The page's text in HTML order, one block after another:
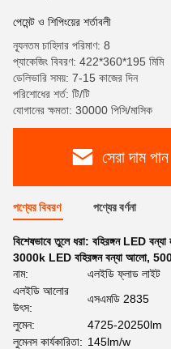
পেমেন্ট ও শিপিংয়ের শর্তাবলী
ন্যূনতম চাহিদার পরিমাণ: 8
প্যাকেজিং বিবরণ: 422*360*195 মিমি
ডেলিভারি সময়: 7-15 কাজের দিন
পরিশোধের শর্ত: টি/টি
যোগানের ক্ষমতা: 30000 পিসি/মাসিক
সেরা দাম পান
পণ্যের বিবরণ পণ্যের বর্ণনা
বিশেষভাবে তুলে ধরা: বহিরঙ্গন LED
3000k LED বহিরঙ্গন বন্যা আলো,
নাম:
এলইডি ফ্লাড লাইট
এলইডি আলোর
উৎস:
এসএমডি 2835
লুমেন:
4725-20250lm
লুমেনস কার্যকারিতা: 145lm/w